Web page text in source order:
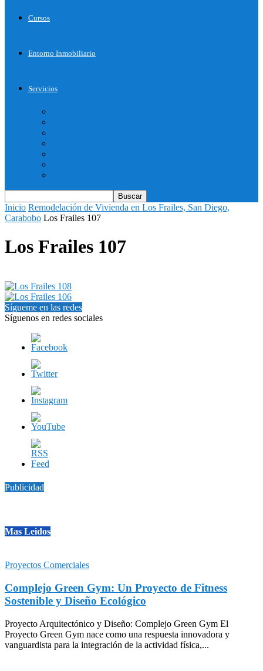
Cursos
Entorno Inmobiliario
Servicios
Inicio Remodelación de Vivienda en Los Frailes, San Diego,
Carabobo Los Frailes 107
Los Frailes 107
Sígueme en las redes
Síguenos en redes sociales
Publicidad
Mas Leidos
Proyectos Comerciales
Complejo Green Gym: Un Proyecto de Fitness
Sostenible y Diseño Ecológico
Proyecto Arquitectónico y Diseño: Complejo Green Gym El
Proyecto Green Gym nace como una respuesta innovadora y
vanguardista para la integración de la actividad física,...